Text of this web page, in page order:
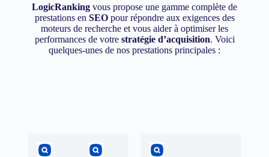
LogicRanking vous propose une gamme complète de
prestations en SEOpour répondre aux exigences des
moteurs de recherche et vous aider à optimiser les
performances de votre stratégie d’acquisition. Voici
quelques-unes de nos prestations principales :